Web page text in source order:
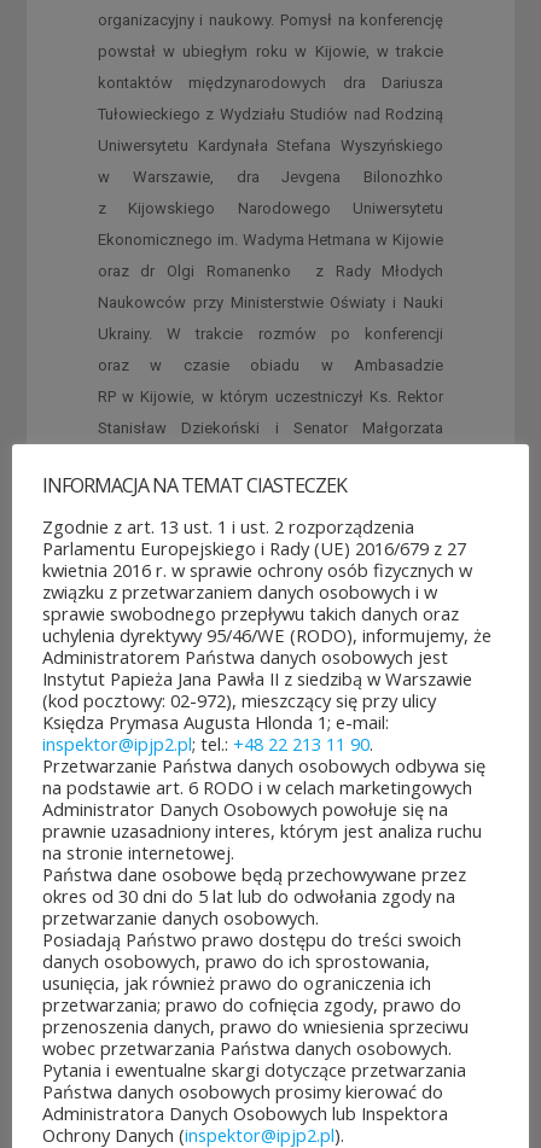
organizacyjny i naukowy. Pomysł na konferencję
powstał w ubiegłym roku w Kijowie, w trakcie
kontaktów międzynarodowych dra Dariusza
Tułowieckiego z Wydziału Studiów nad Rodziną
Uniwersytetu Kardynała Stefana Wyszyńskiego
w Warszawie, dra Jevgena Bilonozhko
z Kijowskiego Narodowego Uniwersytetu
Ekonomicznego im. Wadyma Hetmana w Kijowie
oraz dr Olgi Romanenko z Rady Młodych
Naukowców przy Ministerstwie Oświaty i Nauki
Ukrainy. W trakcie rozmów po konferencji
oraz w czasie obiadu w Ambasadzie
RP w Kijowie, w którym uczestniczył Ks. Rektor
Stanisław Dziekoński i Senator Małgorzata
przyszłorocznej konferencji sprawie problemów
rodzin wynikających z migracji.
Konferencję transmitowała jedna z telewizji
ukraińskich, a ze strony polskiej relację
przygotowała TVP Polonia i Telewizyjna Agencja
Informacyjna.
INFORMACJA NA TEMAT CIASTECZEK
Zgodnie z art. 13 ust. 1 i ust. 2 rozporządzenia
Parlamentu Europejskiego i Rady (UE) 2016/679 z 27
kwietnia 2016 r. w sprawie ochrony osób fizycznych w
związku z przetwarzaniem danych osobowych i w
sprawie swobodnego przepływu takich danych oraz
uchylenia dyrektywy 95/46/WE (RODO), informujemy, że
Administratorem Państwa danych osobowych jest
Instytut Papieża Jana Pawła II z siedzibą w Warszawie
(kod pocztowy: 02-972), mieszczący się przy ulicy
Księdza Prymasa Augusta Hlonda 1; e-mail:
inspektor@ipjp2.pl; tel.: +48 22 213 11 90.
Przetwarzanie Państwa danych osobowych odbywa się
na podstawie art. 6 RODO i w celach marketingowych
Administrator Danych Osobowych powołuje się na
prawnie uzasadniony interes, którym jest analiza ruchu
na stronie internetowej.
Państwa dane osobowe będą przechowywane przez
okres od 30 dni do 5 lat lub do odwołania zgody na
przetwarzanie danych osobowych.
Posiadają Państwo prawo dostępu do treści swoich
danych osobowych, prawo do ich sprostowania,
usunięcia, jak również prawo do ograniczenia ich
przetwarzania; prawo do cofnięcia zgody, prawo do
przenoszenia danych, prawo do wniesienia sprzeciwu
wobec przetwarzania Państwa danych osobowych.
Pytania i ewentualne skargi dotyczące przetwarzania
Państwa danych osobowych prosimy kierować do
Administratora Danych Osobowych lub Inspektora
Ochrony Danych (inspektor@ipjp2.pl).